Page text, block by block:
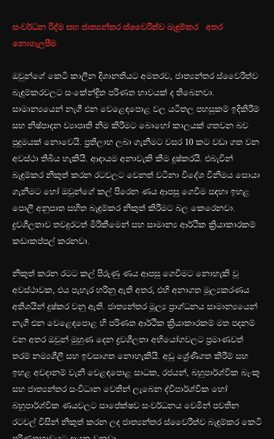
සංවර්ධන රිද්ම සහ ජාත්‍යන්තර ස්වෛරීත්ව බැඳුම්කර අතර
නොගැලපීම
ඔවුන්ගේ කෙටි කාලීන දිශානතියට අමතරව, ජාත්‍යන්තර ස්වෛරීත්ව
බැඳුම්කරවලට සංකේන්ද්‍රිත පරිණත භාවයක් ද තිබෙනවා.
සාමාන්‍යයෙන් නැගී එන වෙළෙඳපොළ වල යටිතල පහසුකම් ඉදිකිරීම්
සහ නිෂ්පාදන ව්‍යාපෘති නිම කිරීමට බොහෝ කාලයක් ගතවන බව
පුදුමයක් නොවෙයි. ප්‍රතිලාභ ලබා ගැනීමට වසර 10 කට වඩා ගත වන
අවස්ථා තිබිය හැකියි. ආදායම අනාවැකි කීම දුෂ්කරයි. එබැවින්
බැඳුම්කර නිකුත් කරන රටවලට වෙනත් වටිනා විදේශ විනිමය සොයා
ගැනීමට හෝ ඔවුන්ගේ කල් පිරෙන ණය ආපසු ගෙවීම සඳහා ඉහළ
පොලී අනුපාත සහිත බැඳුම්කර නිකුත් කිරීමට බල කෙරෙනවා.
ද්‍රවශීලතාව තවදුරටත් මිරිකීමෙන් සහ සාමාන්‍ය ආර්ථික ක්‍රියාකාරකම්
කඩාකප්පල් කරනවා.
නිකුත් කරන රටට කල් පිරුණු ණය ආපසු ගෙවීමට නොහැකි වූ
අවස්ථාවක, එය පැහැර හරිනු ඇති අතර, එහි අනාගත මූල්‍යකරණය
අතිශයින් දුෂ්කර වනු ඇති. ජාත්‍යන්තර මූල්‍ය ප්‍රාග්ධනය සාමාන්‍යයෙන්
නැගී එන වෙළෙඳපොළ හි පරිණත ආර්ථික ක්‍රියාකාරකම් මත පදනම්
වන අතර ඔවුන් මුහුණ දෙන ද්‍රවශීලතා අභියෝගවලට ප්‍රමාණවත්
තරම් නම්‍යශීලී සහ ඉවසාගත නොහැකියි. අඩු ශ්‍රේණිගත කිරීම් සහ
ඉහළ අවදානම් වැනි වෙළඳපොළ සාධක, රජයන්, බහුපාර්ශ්වික බැංකු
සහ ජාත්‍යන්තර සංවිධාන වෙතින් ලැබෙන ද්විපාර්ශ්වික හෝ
බහුපාර්ශ්වික ණයවලට සාපේක්ෂව සංවර්ධනය වෙමින් පවතින
රටවල් විසින් නිකුත් කරන ලද ජාත්‍යන්තර ස්වෛරීත්ව බැඳුම්කර කෙටි